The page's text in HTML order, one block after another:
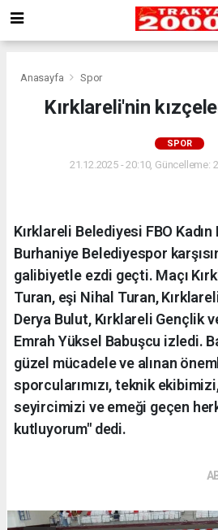
Anasayfa Spor
Kırklareli'nin
SPOR
21.12.2025 - 20:10, Güncelleme:
Kırklareli Belediyesi FBO Kadın
Burhaniye Belediyespor
galibiyetle ezdi geçti. Maçı
Turan, eşi Nihal Turan,
Derya Bulut, Kırklareli Gençlik
Emrah Yüksel Babuşcu izledi.
güzel mücadele ve alınan
sporcularımızı, teknik
seyircimizi ve emeği geçen
kutluyorum" dedi.